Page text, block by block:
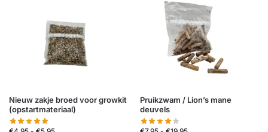
Nieuw zakje broed voor growkit
(opstartmateriaal)
Pruikzwam / Lion’s mane
deuvels